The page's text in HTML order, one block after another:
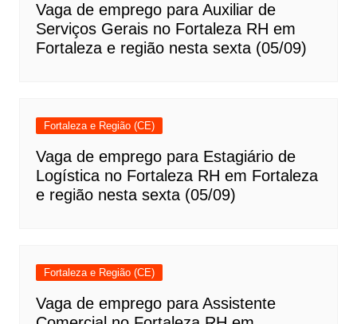
Vaga de emprego para Auxiliar de
Serviços Gerais no Fortaleza RH em
Fortaleza e região nesta sexta (05/09)
Fortaleza e Região (CE)
Vaga de emprego para Estagiário de
Logística no Fortaleza RH em Fortaleza
e região nesta sexta (05/09)
Fortaleza e Região (CE)
Vaga de emprego para Assistente